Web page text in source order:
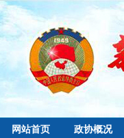
网站首页 政协概况